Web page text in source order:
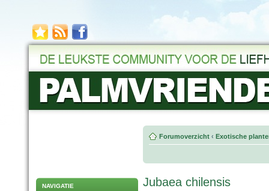
NAVIGATIE
Forumoverzicht ‹ Exotische
Jubaea chilensis